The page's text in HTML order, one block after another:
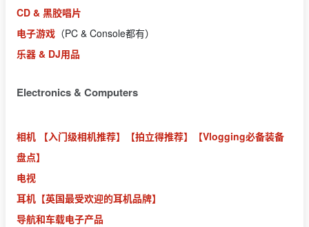
CD & 黑胶唱片
电子游戏 （PC & Console都有）
乐器 & DJ用品
Electronics & Computers
相机 【入门级相机推荐】 【拍立得推荐】
【Vlogging必备装备
盘点】
电视
耳机 【英国最受欢迎的耳机品牌】
导航和车载电子产品